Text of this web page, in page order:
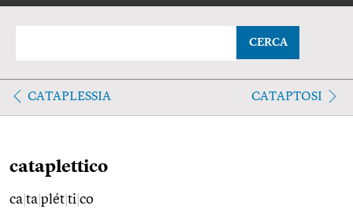
CERCA
CATAPLESSIA CATAPTOSI
cataplettico
ca ta plét ti co